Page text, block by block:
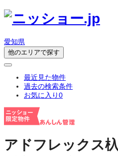
愛知県
他のエリアで探す
最近見た物件
過去の検索条件
お気に入り0
アドフレックス